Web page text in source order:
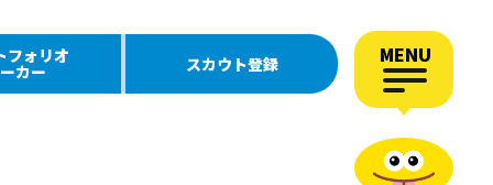
フォリオ
カー スカウト登録 MENU